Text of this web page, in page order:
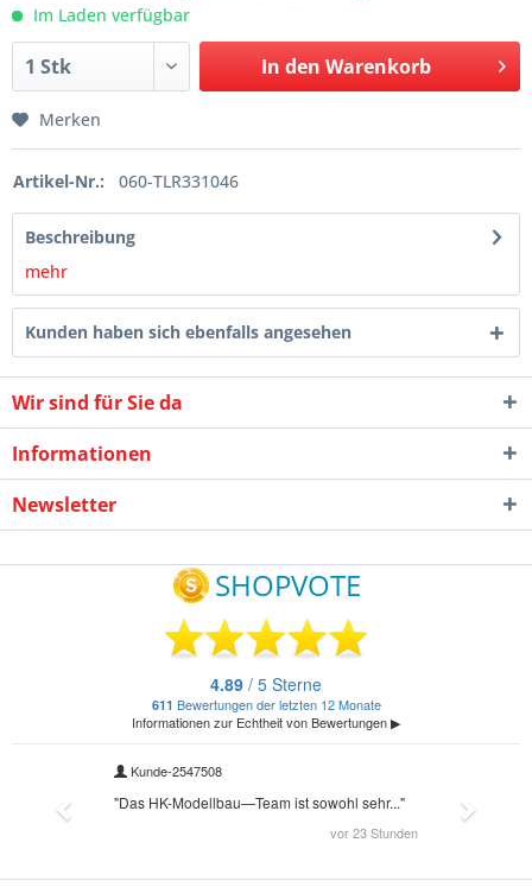
Im Laden verfügbar
In den Warenkorb
Merken
Artikel-Nr.: 060-TLR331046
Beschreibung
mehr
Kunden haben sich ebenfalls angesehen
Wir sind für Sie da
Informationen
Newsletter